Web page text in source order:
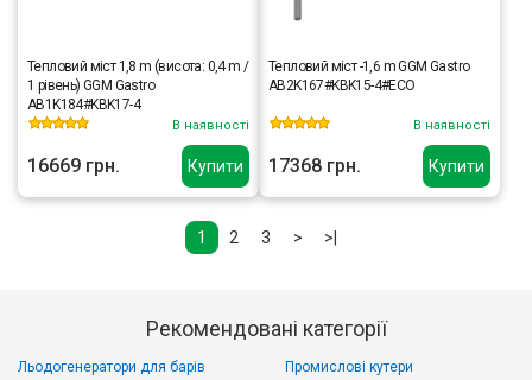
Купити
Тепловий міст 1,8 m (висота: 0,4 m /
1 рівень) GGM Gastro
AB1K184#KBK17-4
В наявності
16669 грн. Купити
Тепловий міст -1,6 m GGM Gastro
AB2K167#KBK15-4#ECO
В наявності
17368 грн.
1 2 3 > >|
Рекомендовані категорії
Льодогенератори для барів
Промислові кутери